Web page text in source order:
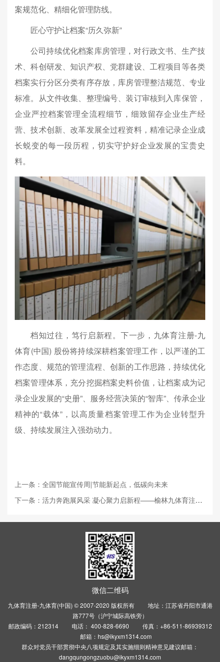
案规范化、精细化管理防线。
匠心守护让档案“历久弥新”
公司持续优化档案库房管理，对行政文书、生产技
术、科创研发、知识产权、党群建设、工程项目等各类
档案实行分区分类有序存放，库房管理整洁规范、专业
标准。从文件收集、整理编号、装订审核到入库保管，
企业严控档案管理全流程细节，细致留存企业生产经
营、技术创新、改革发展全过程资料，精准记录企业成
长蜕变的每一段历程，切实守护好企业发展的宝贵史
料。
档知过往，笃行启新程。下一步，九体育注册-九
体育(中国) 股份将持续深耕档案管理工作，以严谨的工
作态度、规范的管理流程、创新的工作思路，持续优化
档案管理体系，充分挖掘档案史料价值，让档案成为记
录企业发展的“史册”、服务经营决策的“智库”、传承企业
精神的“载体”，以高质量档案管理工作为企业转型升
级、持续发展注入强劲动力。
上一条：全国节能宣传周|节能新起点，低碳向未来
下一条：活力奔跑展风采 凝心聚力启新程——榆林九体育注册-九体育(中国) 新材料有限公司开展厂区欢...
微信二维码
九体育注册-九体育(中国) © 2007-2020 版权所有 地址：江苏省丹阳市通港
路777号（沪宁城际高铁旁）
邮政编码：212314 电话： 400-828-6690 传真：+86-511-86939312
邮箱：hs@ikyxm1314.com
群众对党员干部贯彻中央八项规定及其实施细则精神意见建议邮箱：
dangqungongzuobu@ikyxm1314.com